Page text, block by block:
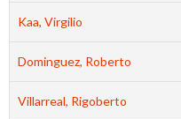
Kaa, Virgilio
Dominguez, Roberto
Villarreal, Rigoberto